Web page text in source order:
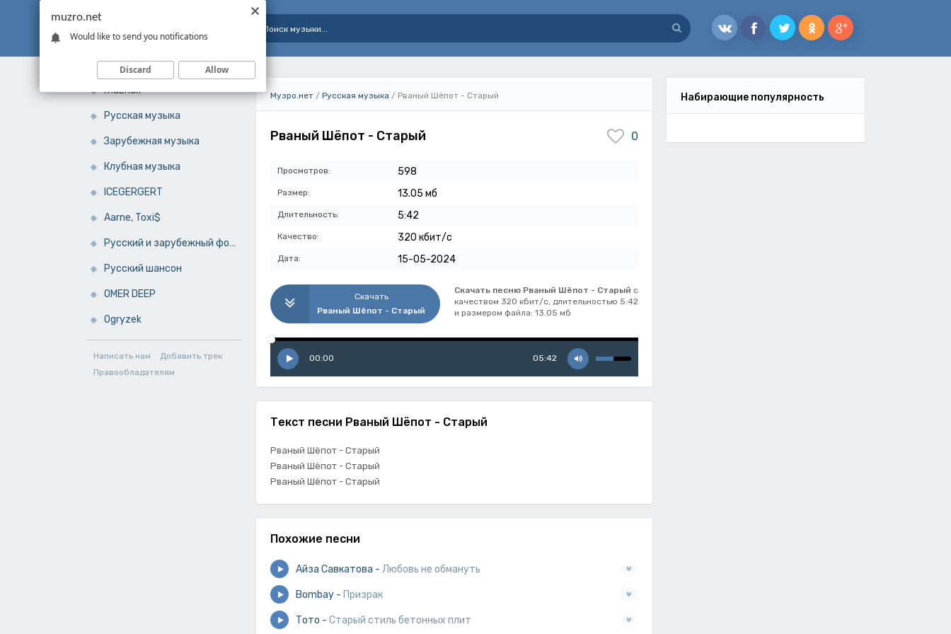
Главная
Русская музыка
Зарубежная музыка
Клубная музыка
ICEGERGERT
Aarne, Toxi$
Русский и зарубежный фонк
Русский шансон
OMER DEEP
Ogryzek
Написать нам
Добавить трек
Правообладателям
Музро.нет / Русская музыка / Рваный Шёпот - Старый
Рваный Шёпот - Старый 0
Просмотров: 598
Размер: 13.05 мб
Длительность: 5:42
Качество: 320 кбит/с
Дата: 15-05-2024
Скачать
Рваный Шёпот - Старый
Скачать песню Рваный Шёпот - Старый с
качеством 320 кбит/с, длительностью 5:42
и размером файла: 13.05 мб
00:00 05:42
Текст песни Рваный Шёпот - Старый
Рваный Шёпот - Старый
Рваный Шёпот - Старый
Рваный Шёпот - Старый
Похожие песни
Айза Савкатова - Любовь не обмануть
Bombay - Призрак
Тото - Старый стиль бетонных плит
Набирающие популярность
muzro.net
Would like to send you notifications
Discard Allow